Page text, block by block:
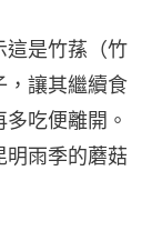
這是竹蓀（竹
，讓其繼續食
吃便離開。
明雨季的蘑菇